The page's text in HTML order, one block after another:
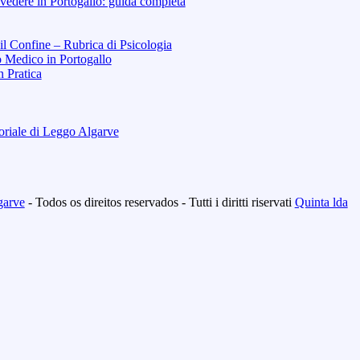
Confine – Rubrica di Psicologia
Medico in Portogallo
Pratica
di Leggo Algarve
- Todos os direitos reservados - Tutti i diritti riservati Quinta lda